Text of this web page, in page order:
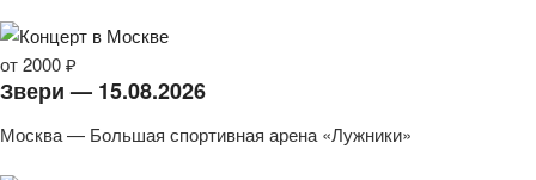
от 2000 ₽
Звери — 15.08.2026
Москва — Большая спортивная арена «Лужники»